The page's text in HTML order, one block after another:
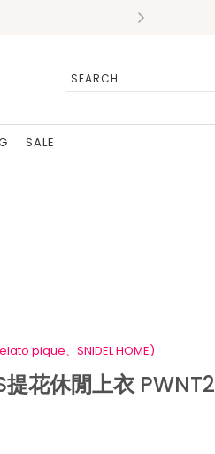
SALE
pique、SNIDEL HOME)
花休閒上衣